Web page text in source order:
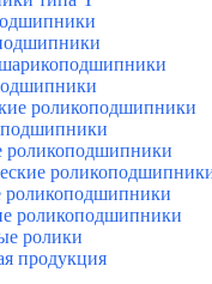
роликоподшипники
роликоподшипники
роликоподшипники
роликоподшипники
ролики
продукция